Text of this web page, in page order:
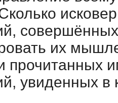
их
прочитанных
увиденных в